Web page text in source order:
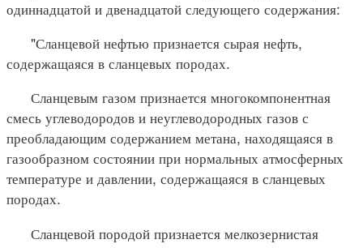
одиннадцатой и двенадцатой следующего содержания:
"Сланцевой нефтью признается сырая нефть,
содержащаяся в сланцевых породах.
Сланцевым газом признается многокомпонентная
смесь углеводородов и неуглеводородных газов с
преобладающим содержанием метана, находящаяся в
газообразном состоянии при нормальных атмосферных
температуре и давлении, содержащаяся в сланцевых
породах.
Сланцевой породой признается мелкозернистая